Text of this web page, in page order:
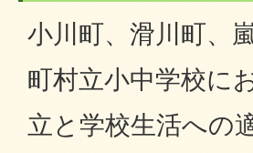
小川町、滑川町、
町村立小中学校に
立と学校生活への